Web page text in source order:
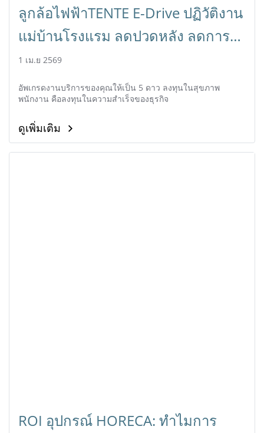
ลูกล้อไฟฟ้าTENTE E-Drive ปฏิวัติงาน
แม่บ้านโรงแรม ลดปวดหลัง ลดการ
ลาป่วย
1 เม.ย 2569
อัพเกรดงานบริการของคุณให้เป็น 5 ดาว ลงทุนในสุขภาพ
พนักงาน คือลงทุนในความสำเร็จของธุรกิจ
ดูเพิ่มเติม
ROI อุปกรณ์ HORECA: ทำไมการ